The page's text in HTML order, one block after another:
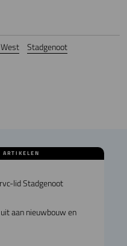
Stadgenoot
ARTIKELEN
lid Stadgenoot
aan nieuwbouw en